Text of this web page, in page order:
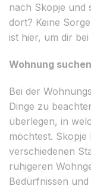
nach Skopje und
dort? Keine
ist hier, um dir
Wohnung
Bei der
Dinge zu
überlegen, in
möchtest. Skopje
verschiedenen
ruhigeren
Bedürfnissen